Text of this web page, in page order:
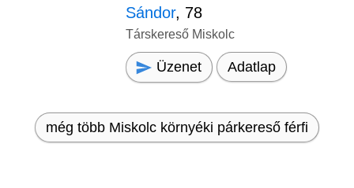
Sándor, 78
Társkereső Miskolc
Üzenet Adatlap
még több Miskolc környéki párkereső férfi